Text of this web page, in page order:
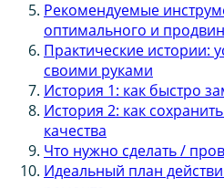
Рекомендуемые
оптимального и
Практические истории:
своими руками
История 1: как быстро
История 2: как
качества
Что нужно сделать /
Идеальный план